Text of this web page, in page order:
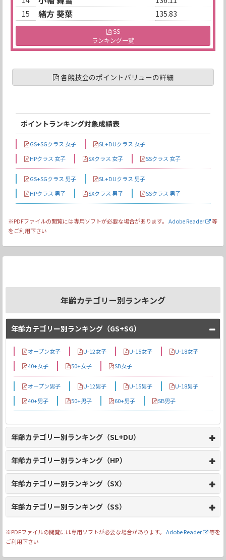
15
緒方 葵葉 135.83
SS
ランキング一覧
各競技会のポイントバリューの詳細
ポイントランキング対象成績表
GS+SGクラス 女子
SL+DUクラス 女子
HPクラス 女子
SXクラス 女子 SSクラス 女子
GS+SGクラス 男子
SL+DUクラス 男子
HPクラス 男子
SXクラス 男子 SSクラス 男子
※PDFファイルの閲覧には専用ソフトが必要な場合があります。 Adobe Reader
等
をご利用下さい
年齢カテゴリー別ランキング
年齢カテゴリー別ランキング（GS+SG）
オープン女子 U-12女子 U-15女子
U-18女子
40+女子
50+女子 SB女子
オープン男子 U-12男子 U-15男子
U-18男子
40+男子
50+男子 60+男子 SB男子
年齢カテゴリー別ランキング（SL+DU）
年齢カテゴリー別ランキング（HP）
年齢カテゴリー別ランキング（SX）
年齢カテゴリー別ランキング（SS）
※PDFファイルの閲覧には専用ソフトが必要な場合があります。 Adobe Reader
等を
ご利用下さい